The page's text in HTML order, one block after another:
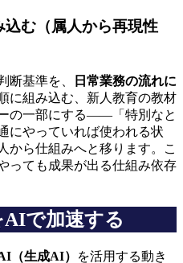
込む（属人から再現性
断基準を、
日常業務の流れに
に組み込む、新人教育の教材
の一部にする——「特別なと
にやっていれば使われる状
から仕組みへと移ります。こ
っても成果が出る仕組み依存
で加速する
（生成AI）
を活用する動き